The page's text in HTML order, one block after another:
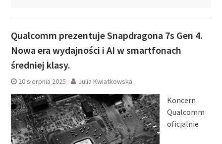
Qualcomm prezentuje Snapdragona 7s Gen 4.
Nowa era wydajności i AI w smartfonach
średniej klasy.
20 sierpnia 2025 Julia Kwiatkowska
Koncern
Qualcomm
oficjalnie